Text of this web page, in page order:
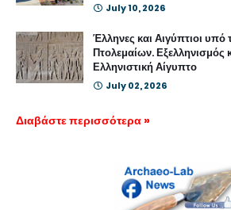
July 10, 2026
Έλληνες και Αιγύπτιοι υπό
Πτολεμαίων. Εξελληνισμός
Ελληνιστική Αίγυπτο
July 02, 2026
Διαβάστε περισσότερα »